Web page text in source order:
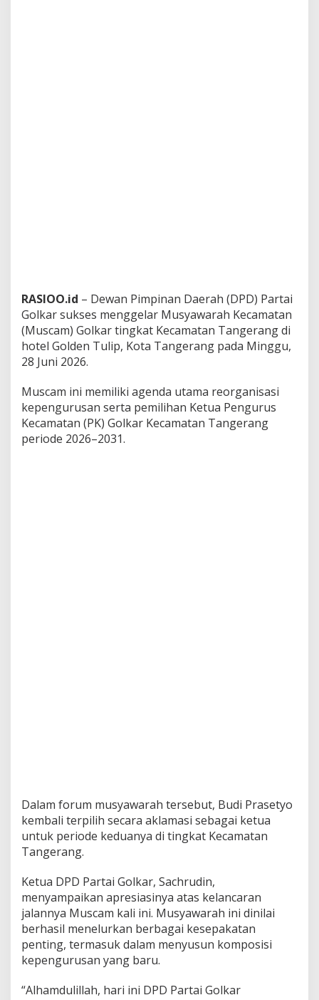
RASIOO.id – Dewan Pimpinan Daerah (DPD) Partai
Golkar sukses menggelar Musyawarah Kecamatan
(Muscam) Golkar tingkat Kecamatan Tangerang di
hotel Golden Tulip, Kota Tangerang pada Minggu,
28 Juni 2026.
Muscam ini memiliki agenda utama reorganisasi
kepengurusan serta pemilihan Ketua Pengurus
Kecamatan (PK) Golkar Kecamatan Tangerang
periode 2026–2031.
Dalam forum musyawarah tersebut, Budi Prasetyo
kembali terpilih secara aklamasi sebagai ketua
untuk periode keduanya di tingkat Kecamatan
Tangerang.
Ketua DPD Partai Golkar, Sachrudin,
menyampaikan apresiasinya atas kelancaran
jalannya Muscam kali ini. Musyawarah ini dinilai
berhasil menelurkan berbagai kesepakatan
penting, termasuk dalam menyusun komposisi
kepengurusan yang baru.
“Alhamdulillah, hari ini DPD Partai Golkar